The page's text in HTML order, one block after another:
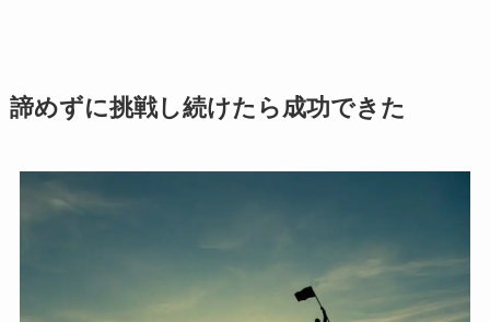
諦めずに挑戦し続けたら成功できた